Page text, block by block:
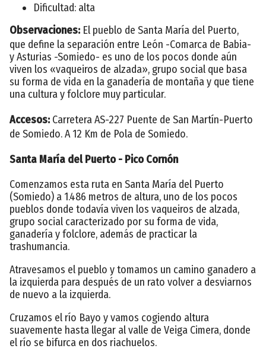
Dificultad: alta
Observaciones: El pueblo de Santa María del Puerto,
que define la separación entre León -Comarca de Babia-
y Asturias -Somiedo- es uno de los pocos donde aún
viven los «vaqueiros de alzada», grupo social que basa
su forma de vida en la ganadería de montaña y que tiene
una cultura y folclore muy particular.
Accesos: Carretera AS-227 Puente de San Martín-Puerto
de Somiedo. A 12 Km de Pola de Somiedo.
Santa María del Puerto - Pico Cornón
Comenzamos esta ruta en Santa María del Puerto
(Somiedo) a 1.486 metros de altura, uno de los pocos
pueblos donde todavía viven los vaqueiros de alzada,
grupo social caracterizado por su forma de vida,
ganadería y folclore, además de practicar la
trashumancia.
Atravesamos el pueblo y tomamos un camino ganadero a
la izquierda para después de un rato volver a desviarnos
de nuevo a la izquierda.
Cruzamos el río Bayo y vamos cogiendo altura
suavemente hasta llegar al valle de Veiga Cimera, donde
el río se bifurca en dos riachuelos.